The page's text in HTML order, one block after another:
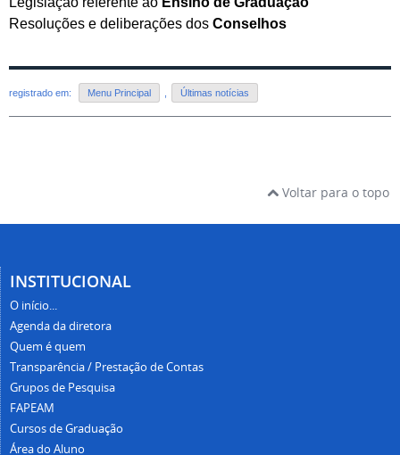
Resoluções e deliberações dos Conselhos
registrado em: Menu Principal Últimas notícias
Voltar para o topo
INSTITUCIONAL
O início...
Agenda da diretora
Quem é quem
Transparência / Prestação de Contas
Grupos de Pesquisa
FAPEAM
Cursos de Graduação
Área do Aluno